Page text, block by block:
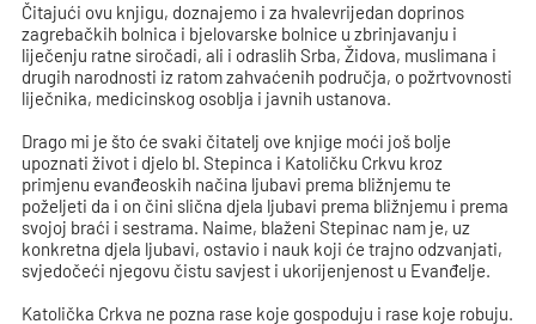
Čitajući ovu knjigu, doznajemo i za hvalevrijedan doprinos
zagrebačkih bolnica i bjelovarske bolnice u zbrinjavanju i
liječenju ratne siročadi, ali i odraslih Srba, Židova, muslimana i
drugih narodnosti iz ratom zahvaćenih područja, o požrtvovnosti
liječnika, medicinskog osoblja i javnih ustanova.
Drago mi je što će svaki čitatelj ove knjige moći još bolje
upoznati život i djelo bl. Stepinca i Katoličku Crkvu kroz
primjenu evanđeoskih načina ljubavi prema bližnjemu te
poželjeti da i on čini slična djela ljubavi prema bližnjemu i prema
svojoj braći i sestrama. Naime, blaženi Stepinac nam je, uz
konkretna djela ljubavi, ostavio i nauk koji će trajno odzvanjati,
svjedočeći njegovu čistu savjest i ukorijenjenost u Evanđelje.
Katolička Crkva ne pozna rase koje gospoduju i rase koje robuju.